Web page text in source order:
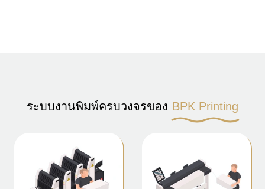
ระบบงานพิมพ์ครบวงจรของ BPK Printing